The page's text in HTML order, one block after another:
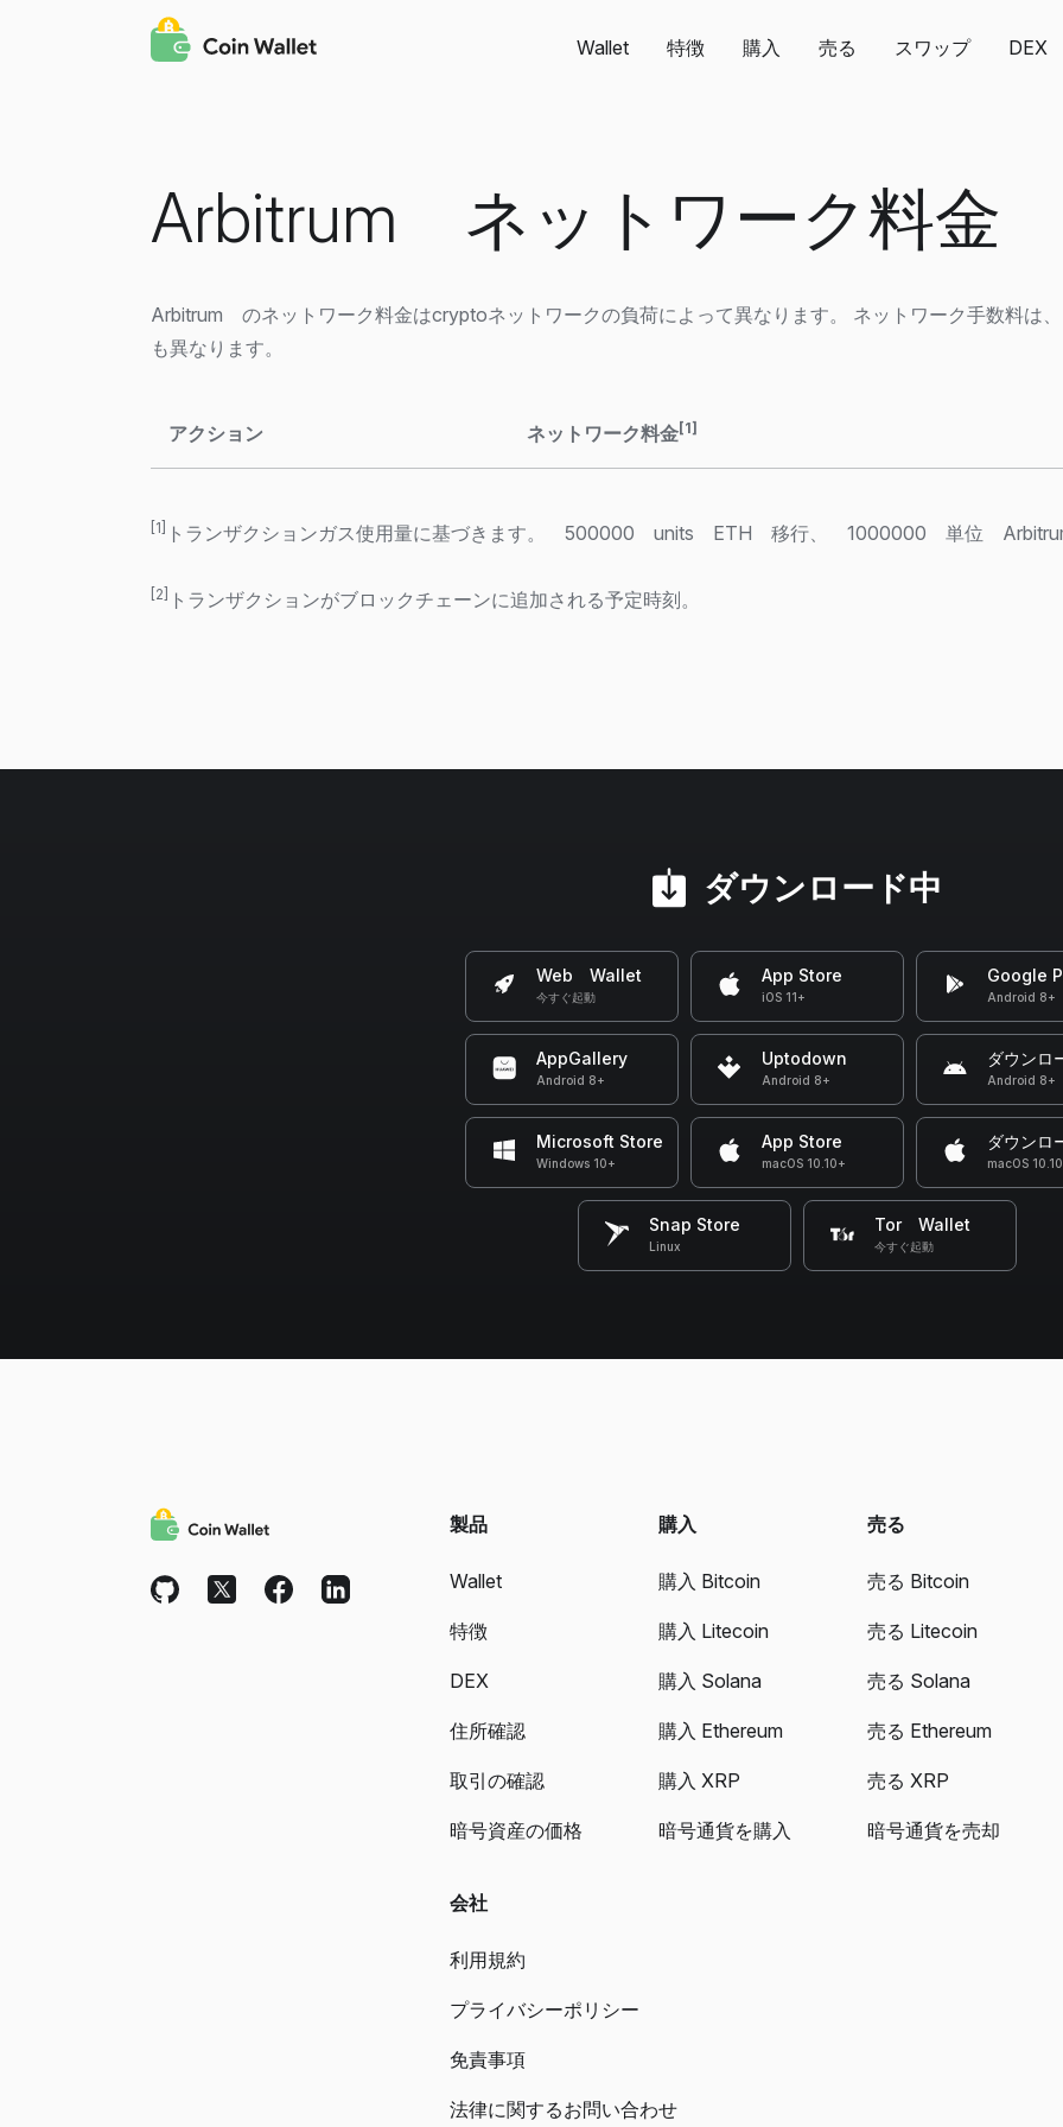
Wallet 特徴 購入 売る スワップ DEX
Arbitrum ネットワーク料金
Arbitrum のネットワーク料金はcryptoネットワークの負荷によって異なります。 ネットワーク手数料は
も異なります。
アクション ネットワーク料金[1]
[1] トランザクションガス使用量に基づきます。 500000 units ETH 移行、 1000000 単位
[2] トランザクションがブロックチェーンに追加される予定時刻。
ダウンロード中
Web Wallet
今すぐ起動
App Store
iOS 11+
Google
Android 8+
AppGallery
Android 8+
Uptodown
Android 8+
ダウンロ
Android 8+
Microsoft Store
Windows 10+
App Store
macOS 10.10+
ダウンロ
macOS
Snap Store
Linux
Tor Wallet
今すぐ起動
製品
Wallet
特徴
DEX
住所確認
取引の確認
暗号資産の価格
購入
購入 Bitcoin
購入 Litecoin
購入 Solana
購入 Ethereum
購入 XRP
暗号通貨を購入
売る
売る Bitcoin
売る Litecoin
売る Solana
売る Ethereum
売る XRP
暗号通貨を売却
会社
利用規約
プライバシーポリシー
免責事項
法律に関するお問い合わせ